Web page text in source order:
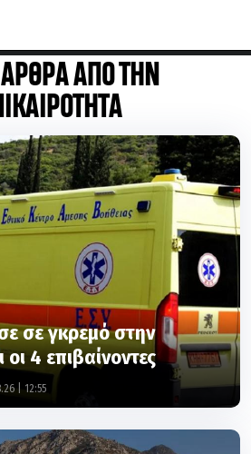
σε γκρεμό στην
4 επιβαίνοντες
| 12:55